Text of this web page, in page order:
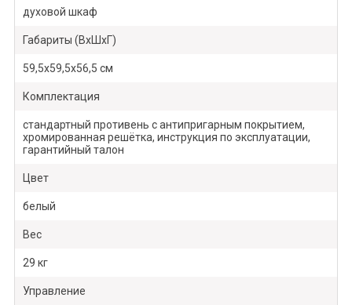
духовой шкаф
Габариты (ВхШхГ)
59,5х59,5х56,5 см
Комплектация
стандартный противень с антипригарным покрытием,
хромированная решётка, инструкция по эксплуатации,
гарантийный талон
Цвет
белый
Вес
29 кг
Управление